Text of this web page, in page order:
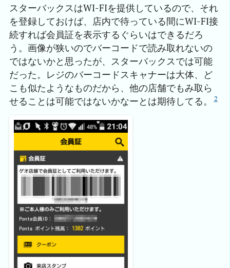
スターバックスはWI-FIを提供しているので、それ
を登録しておけば、店内で待っている間にWI-FI接
続すれば会員証を表示するぐらいはできるだろ
う。画像が狭いのでバーコードで読み取れないの
ではないかと思ったが、スターバックスでは可能
だった。レジのバーコードスキャナーは大体、ど
こも似たようなものだから、他の店舗でもみ取ら
せることは可能ではないかなーとは期待してる。
2